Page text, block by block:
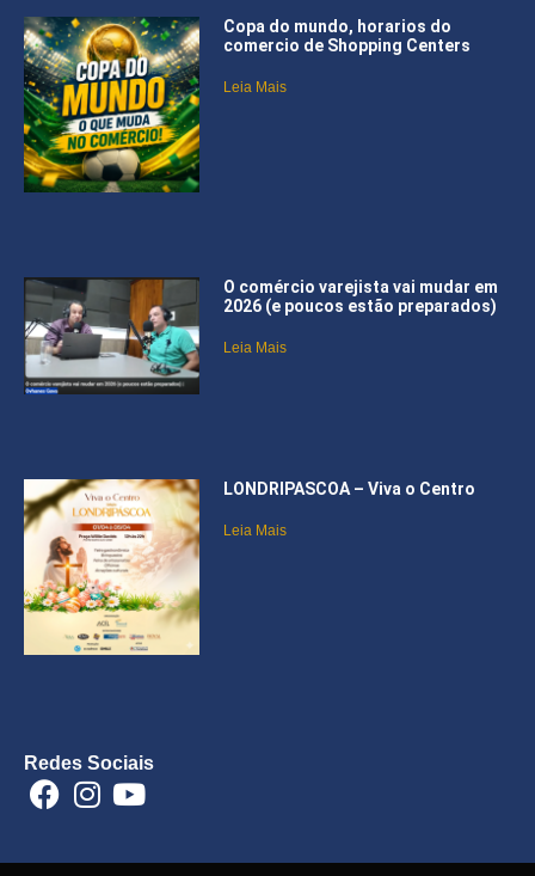
Copa do mundo, horarios do
comercio de Shopping Centers
Leia Mais
O comércio varejista vai mudar em
2026 (e poucos estão preparados)
Leia Mais
LONDRIPASCOA – Viva o Centro
Leia Mais
Redes Sociais